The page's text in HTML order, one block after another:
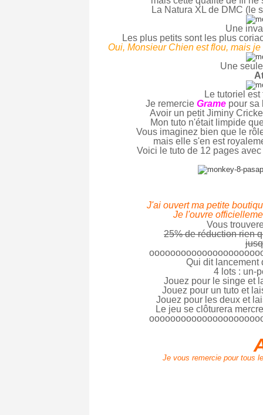
La Natura XL de DMC (le
Une
Les plus petits sont les plus
Oui, Monsieur Chien est flou, mais
Une
Le tutoriel est
Je remercie Grame pour sa
Avoir un petit Jiminy
Mon tuto n'était limpide
Vous imaginez bien que le
mais elle s'en est
Voici le tuto de 12 pages
J'ai ouvert ma petite
Je l'ouvre
Vous
25% de réduction rien
Qui dit lancement
4 lots : un-
Jouez pour le singe et
Jouez pour un tuto et
Jouez pour les deux et
Le jeu se clôturera
Je vous remercie pour tous